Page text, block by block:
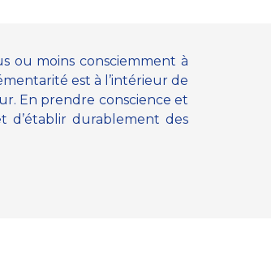
ou moins consciemment à
est à l’intérieur de
En prendre conscience et
d’établir durablement des